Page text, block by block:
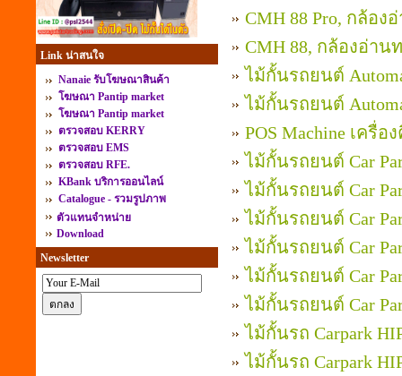
Link น่าสนใจ
Nanaie รับโฆษณาสินค้า
โฆษณา Pantip market
โฆษณา Pantip market
ตรวจสอบ KERRY
ตรวจสอบ EMS
ตรวจสอบ RFE.
KBank บริการออนไลน์
Catalogue - รวมรูปภาพ
ตัวแทนจำหน่าย
Download
Newsletter
CMH 88 Pro, กล้อง
CMH 88, กล้องอ่าน
ไม้กั้นรถยนต์
ไม้กั้นรถยนต์
POS Machine เครื่
ไม้กั้นรถยนต์ Car
ไม้กั้นรถยนต์ Car
ไม้กั้นรถยนต์ Car
ไม้กั้นรถยนต์ Car
ไม้กั้นรถยนต์ Car
ไม้กั้นรถยนต์ Car
ไม้กั้นรถ Carpark
ไม้กั้นรถ Carpark